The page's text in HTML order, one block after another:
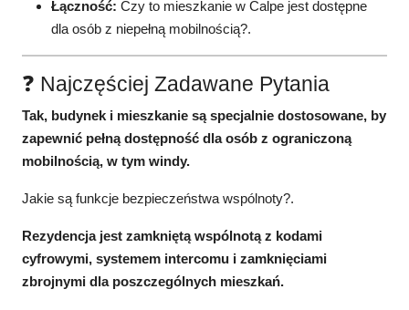
Łączność: Czy to mieszkanie w Calpe jest dostępne
dla osób z niepełną mobilnością?.
❓ Najczęściej Zadawane Pytania
Tak, budynek i mieszkanie są specjalnie dostosowane, by
zapewnić pełną dostępność dla osób z ograniczoną
mobilnością, w tym windy.
Jakie są funkcje bezpieczeństwa wspólnoty?.
Rezydencja jest zamkniętą wspólnotą z kodami
cyfrowymi, systemem intercomu i zamknięciami
zbrojnymi dla poszczególnych mieszkań.